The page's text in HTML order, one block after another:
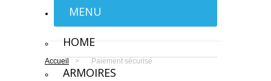
MENU
HOME
ARMOIRES
Accueil > Paiement sécurisé